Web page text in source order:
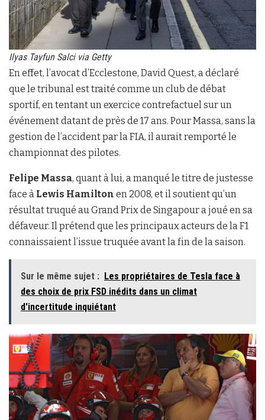
Ilyas Tayfun Salci via Getty
En effet, l’avocat d’Ecclestone, David Quest, a déclaré
que le tribunal est traité comme un club de débat
sportif, en tentant un exercice contrefactuel sur un
événement datant de près de 17 ans. Pour Massa, sans la
gestion de l’accident par la FIA, il aurait remporté le
championnat des pilotes.
Felipe Massa, quant à lui, a manqué le titre de justesse
face à Lewis Hamilton en 2008, et il soutient qu’un
résultat truqué au Grand Prix de Singapour a joué en sa
défaveur. Il prétend que les principaux acteurs de la F1
connaissaient l’issue truquée avant la fin de la saison.
Sur le même sujet : Les propriétaires de Tesla face à
des choix de prix FSD inédits dans un climat
d'incertitude inquiétant